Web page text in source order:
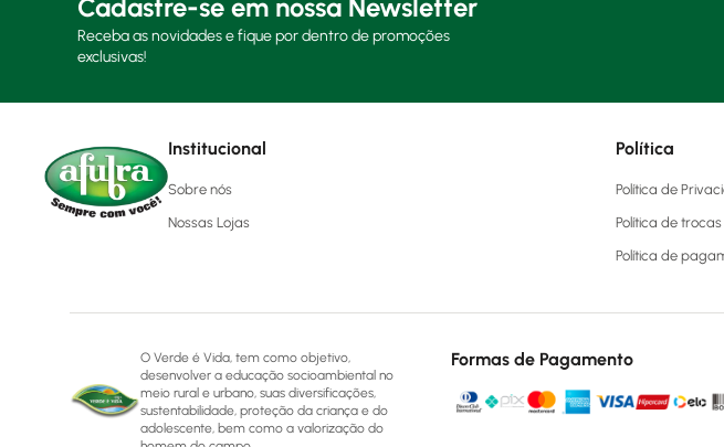
Cadastre-se em nossa Newsletter
Receba as novidades e fique por dentro de promoções
exclusivas!
Institucional
Sobre nós
Nossas Lojas
Política
Política de
Política de
Política de
O Verde é Vida, tem como objetivo,
desenvolver a educação socioambiental no
meio rural e urbano, suas diversificações,
sustentabilidade, proteção da criança e do
adolescente, bem como a valorização do
Formas de Pagamento